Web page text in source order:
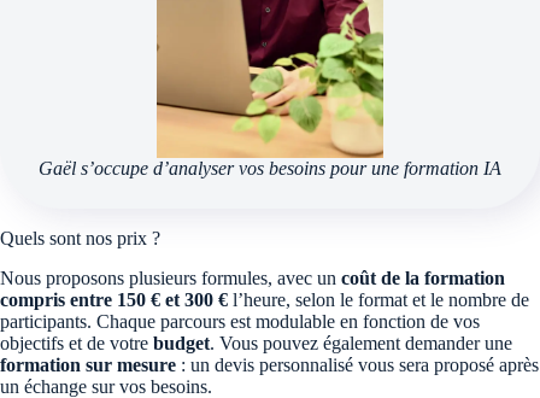
Gaël s’occupe d’analyser vos besoins pour une formation IA
Quels sont nos prix ?
Nous proposons plusieurs formules, avec un coût de la formation
compris entre 150 € et 300 € l’heure, selon le format et le nombre de
participants. Chaque parcours est modulable en fonction de vos
objectifs et de votre budget. Vous pouvez également demander une
formation sur mesure : un devis personnalisé vous sera proposé après
un échange sur vos besoins.